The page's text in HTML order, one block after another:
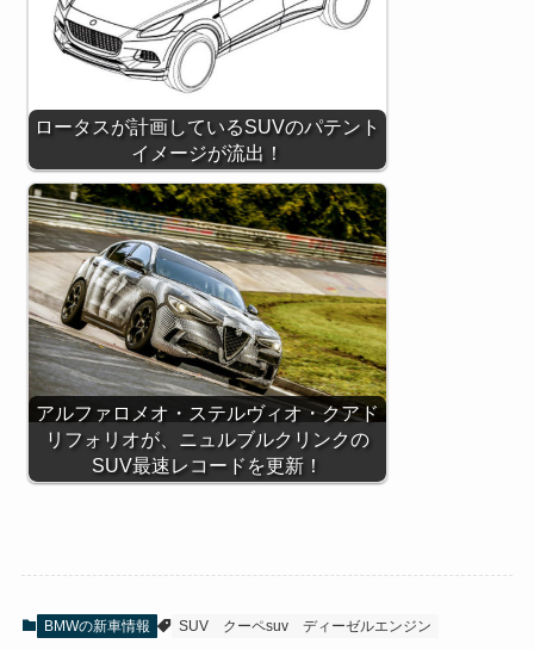
ロータスが計画しているSUVのパテント
イメージが流出！
アルファロメオ・ステルヴィオ・クアド
リフォリオが、ニュルブルクリンクの
SUV最速レコードを更新！
BMWの新車情報 SUV クーペsuv ディーゼルエンジン